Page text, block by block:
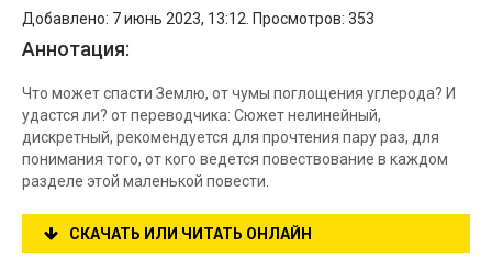
Добавлено: 7 июнь 2023, 13:12. Просмотров: 353
Аннотация:
Что может спасти Землю, от чумы поглощения углерода? И
удастся ли? от переводчика: Сюжет нелинейный,
дискретный, рекомендуется для прочтения пару раз, для
понимания того, от кого ведется повествование в каждом
разделе этой маленькой повести.
СКАЧАТЬ ИЛИ ЧИТАТЬ ОНЛАЙН